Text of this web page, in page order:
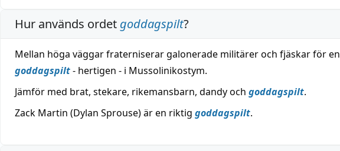
Hur används ordet goddagspilt?
Mellan höga väggar fraterniserar galonerade militärer och fjäskar för en
goddagspilt- hertigen - i Mussolinikostym.
Jämför med brat, stekare, rikemansbarn, dandy och goddagspilt.
Zack Martin (Dylan Sprouse) är en riktig goddagspilt.